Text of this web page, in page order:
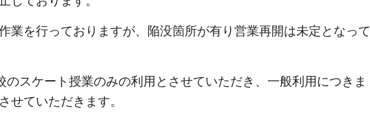
業を行っておりますが、陥没箇所が有り営業再開は未定となって
のスケート授業のみの利用とさせていただき、一般利用につきま
せていただきます。